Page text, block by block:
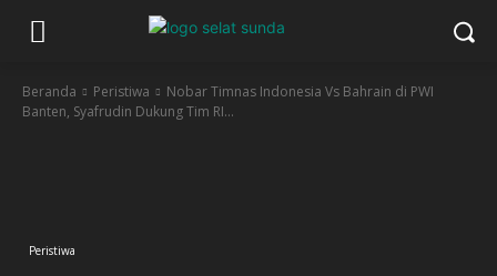
Beranda Peristiwa
Nobar Timnas Indonesia Vs Bahrain di PWI
Banten, Syafrudin Dukung Tim RI...
Peristiwa